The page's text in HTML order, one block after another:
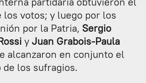
los votos; y luego por los
por la Patria, Sergio
y Juan Grabois-Paula
alcanzaron en conjunto el
los sufragios.